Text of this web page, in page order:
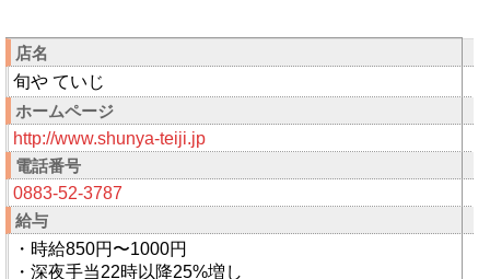
店名
旬や ていじ
ホームページ
http://www.shunya-teiji.jp
電話番号
0883-52-3787
給与
・時給850円〜1000円
・深夜手当22時以降25%増し